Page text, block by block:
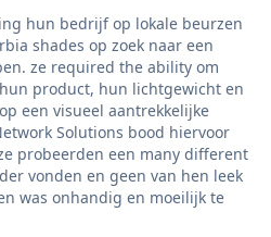
hun bedrijf op lokale beurzen
shades op zoek naar een
ze required the ability om
product, hun lichtgewicht en
een visueel aantrekkelijke
Solutions bood hiervoor
probeerden een many different
vonden en geen van hen leek
was onhandig en moeilijk te